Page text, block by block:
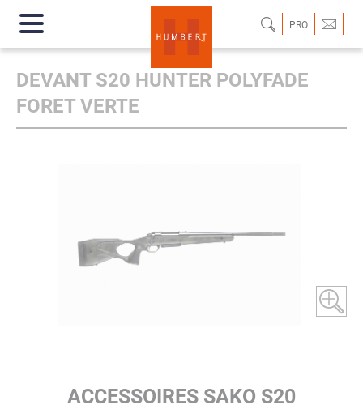
PRO
DEVANT S20 HUNTER POLYFADE
FORET VERTE
ACCESSOIRES SAKO S20